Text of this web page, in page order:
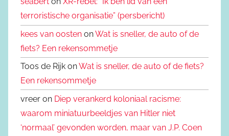
terroristische organisatie” (persbericht)
kees van oosten onWat is sneller, de auto of de
fiets? Een rekensommetje
Toos de Rijk onWat is sneller, de auto of de fiets?
Een rekensommetje
vreer on Diep verankerd koloniaal racisme:
waarom miniatuurbeeldjes van Hitler niet
‘normaal’ gevonden worden, maar van J.P. Coen